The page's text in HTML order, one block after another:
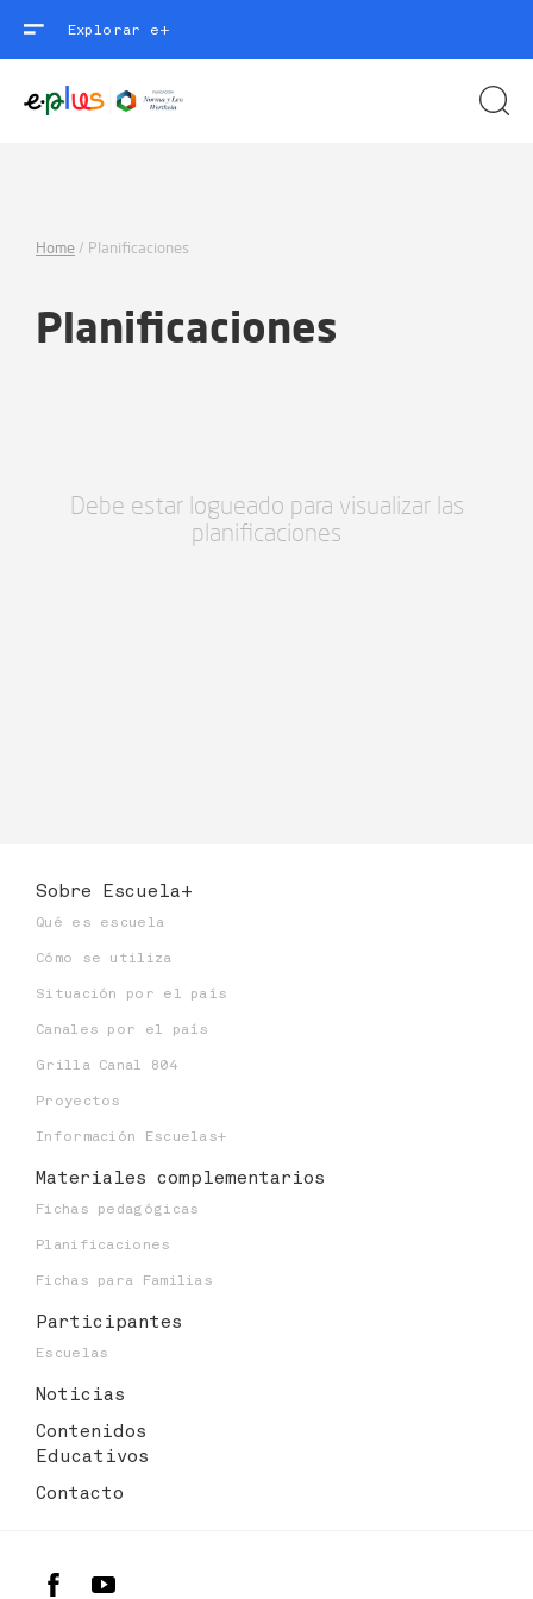
Explorar e+
Home / Planificaciones
Planificaciones
Debe estar logueado para visualizar las
planificaciones
Sobre Escuela+
Qué es escuela
Cómo se utiliza
Situación por el país
Canales por el país
Grilla Canal 804
Proyectos
Información Escuelas+
Materiales complementarios
Fichas pedagógicas
Planificaciones
Fichas para Familias
Participantes
Escuelas
Noticias
Contenidos
Educativos
Contacto